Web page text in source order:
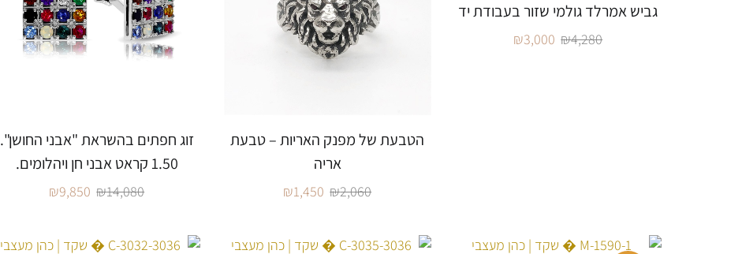
גביש אמרלד גולמי שזור בעבודת יד
₪4,280
₪3,000
הטבעת של מפנק האריות – טבעת
אריה
₪2,060
₪1,450
זוג חפתים בהשראת "אבני החושן".
1.50 קראט אבני חן ויהלומים.
₪14,080
₪9,850